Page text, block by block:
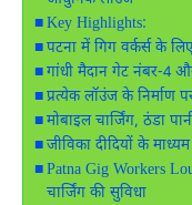
Key Highlights:
पटना में गिग वर्कर्स के
गांधी मैदान गेट नंबर-4
प्रत्येक लॉउंज के निर्माण
मोबाइल चार्जिंग, ठंडा
जीविका दीदियों के
Patna Gig Workers
चार्जिंग की सुविधा